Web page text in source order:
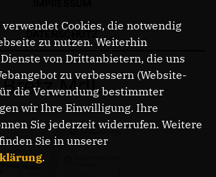
MdL
verwendet Cookies, die notwendig
zu nutzen. Weiterhin
von Drittanbietern, die uns
zu verbessern (Website-
die Verwendung bestimmter
wir Ihre Einwilligung. Ihre
Sie jederzeit widerrufen. Weitere
Sie in unserer
.